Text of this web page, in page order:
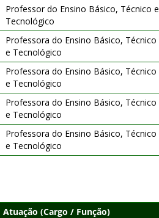
Professor do Ensino Básico, Técnico e
Tecnológico
Professora do Ensino Básico, Técnico
e Tecnológico
Professora do Ensino Básico, Técnico
e Tecnológico
Professora do Ensino Básico, Técnico
e Tecnológico
Professora do Ensino Básico, Técnico
e Tecnológico
Atuação (Cargo / Função)